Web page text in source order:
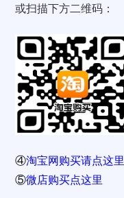
或扫描下方二维码：
④淘宝网购买请点这里
⑤微店购买点这里